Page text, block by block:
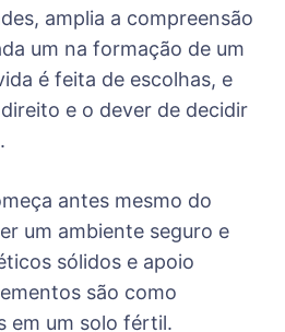
amplia a compreensão
um na formação de um
é feita de escolhas, e
e o dever de decidir
antes mesmo do
um ambiente seguro e
sólidos e apoio
são como
em um solo fértil.